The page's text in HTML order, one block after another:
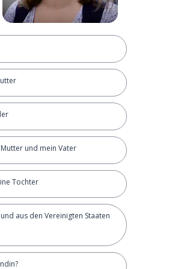
und mein Vater
Tochter
aus den Vereinigten Staaten